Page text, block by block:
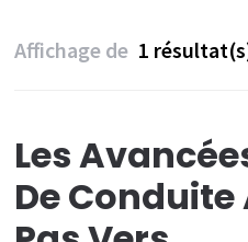
Affichage de 1
Les
De Conduite